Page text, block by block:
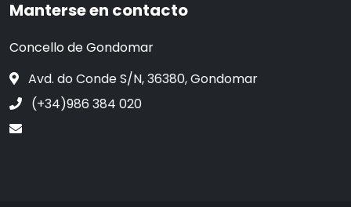
Manterse en contacto
Concello de Gondomar
Avd. do Conde S/N, 36380, Gondomar
(+34)986 384 020